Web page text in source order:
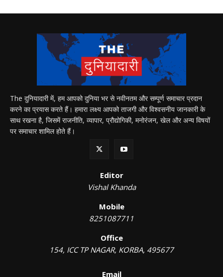
The दुनियादारी में, हम आपको दुनिया भर से नवीनतम और सम्पूर्ण समाचार प्रदान
करने का प्रयास करते हैं। हमारा लक्ष्य आपको ताजगी और विश्वसनीय जानकारी के
साथ रखना है, जिसमें राजनीति, व्यापार, प्रौद्योगिकी, मनोरंजन, खेल और अन्य विषयों
पर समाचार शामिल होते हैं।
Editor
Vishal Khanda
Mobile
8251087711
Office
154, ICC TP NAGAR, KORBA, 495677
Email